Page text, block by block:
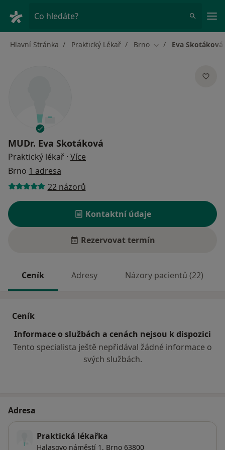
Co hledáte?
Hlavní Stránka Praktický Lékař Brno Změna města
Eva Skotáková
MUDr. Eva Skotáková
Praktický lékař · Více
Brno 1 adresa
22 názorů
Kontaktní údaje
Rezervovat termín
Ceník Adresy Názory pacientů (22)
Ceník
Informace o službách a cenách nejsou k dispozici
Tento specialista ještě nepřidával žádné informace o
svých službách.
Adresa
Praktická lékařka
Halasovo náměstí 1, Brno 63800